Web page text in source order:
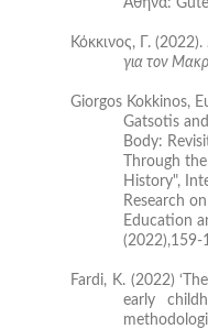
Αθήνα:
Κόκκινος, Γ. (2022).
για τον
Giorgos Kokkinos,
Gatsotis
Body:
Through
History",
Research
Education
(2022),159-
Fardi, K. (2022)
early